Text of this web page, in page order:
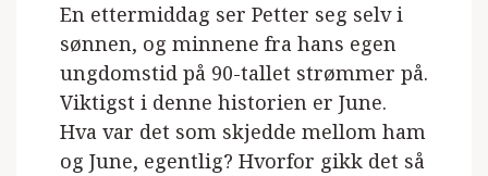
En ettermiddag ser Petter seg selv i
sønnen, og minnene fra hans egen
ungdomstid på 90-tallet strømmer på.
Viktigst i denne historien er June.
Hva var det som skjedde mellom ham
og June, egentlig? Hvorfor gikk det så